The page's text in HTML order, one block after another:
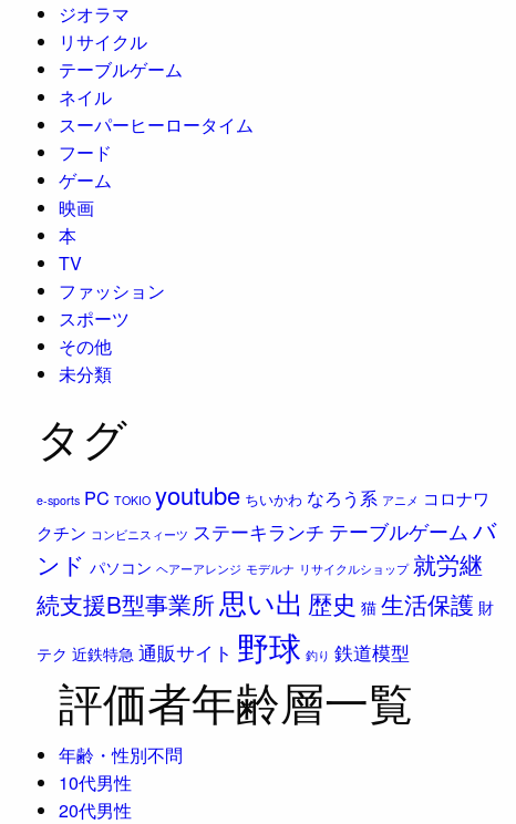
ジオラマ
リサイクル
テーブルゲーム
ネイル
スーパーヒーロータイム
フード
ゲーム
映画
本
TV
ファッション
スポーツ
その他
未分類
タグ
e-sports PC TOKIO youtube ちいかわ なろう系 アニメ コロナワ
クチン コンビニスィーツ ステーキランチ テーブルゲーム バ
ンド パソコン ヘアーアレンジ モデルナ リサイクルショップ 就労継
続支援B型事業所 思い出 歴史 猫 生活保護 財
テク 近鉄特急 通販サイト 野球 釣り 鉄道模型
評価者年齢層一覧
年齢・性別不問
10代男性
20代男性